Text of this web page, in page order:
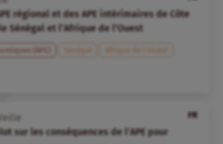
régional et des APE intérimaires de Côte
Sénégal et l’Afrique de l’Ouest
(APE) Sénégal
Afrique de l’Ouest
FR
Veille
sur les conséquences de l’APE pour